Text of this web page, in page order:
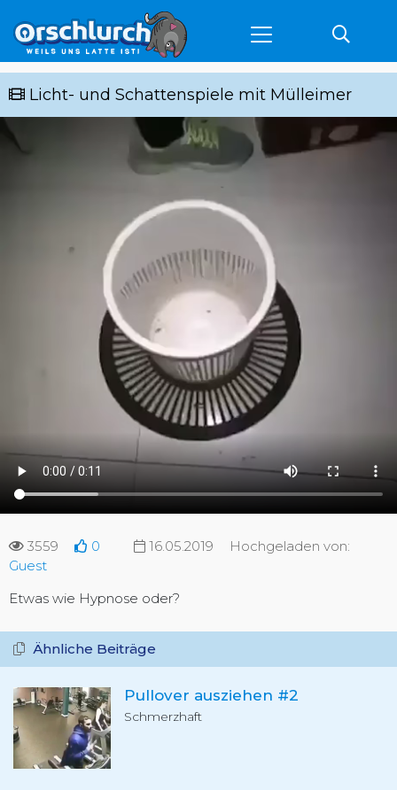
Licht- und Schattenspiele mit Mülleimer
3559 0 16.05.2019
Hochgeladen von:
Guest
Etwas wie Hypnose oder?
Ähnliche Beiträge
Pullover ausziehen #2
Schmerzhaft